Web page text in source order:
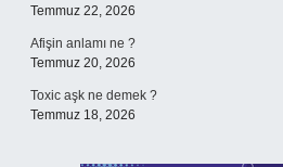
Temmuz 22, 2026
Afişin anlamı ne ?
Temmuz 20, 2026
Toxic aşk ne demek ?
Temmuz 18, 2026